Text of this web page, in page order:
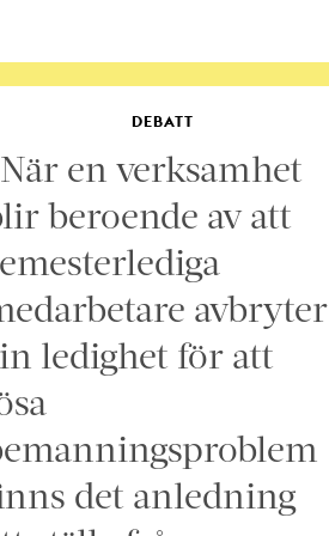
DEBATT
en verksamhet
beroende av att
avbryter
ledighet för att
det anledning